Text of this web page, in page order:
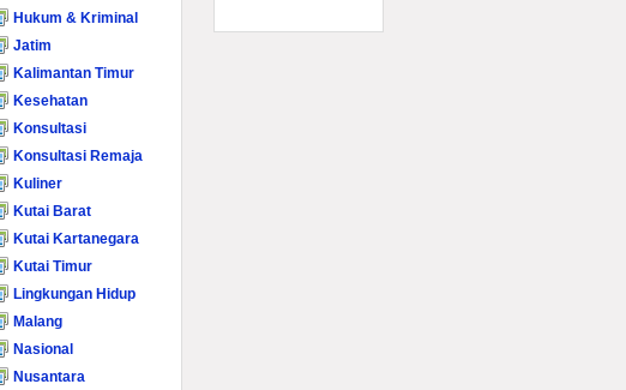
Hukum & Kriminal
Jatim
Kalimantan Timur
Kesehatan
Konsultasi
Konsultasi Remaja
Kuliner
Kutai Barat
Kutai Kartanegara
Kutai Timur
Lingkungan Hidup
Malang
Nasional
Nusantara